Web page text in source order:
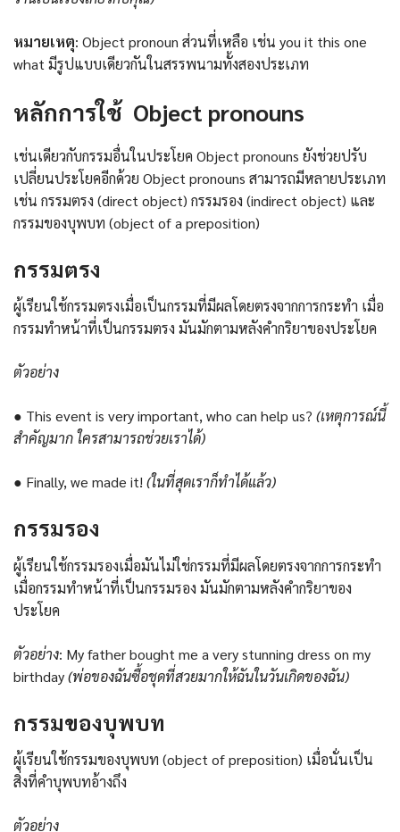
หมายเหตุ: Object pronoun ส่วนที่เหลือ เช่น you it this one
what มีรูปแบบเดียวกันในสรรพนามทั้งสองประเภท
หลักการใช้ Object pronouns
เช่นเดียวกับกรรมอื่นในประโยค Object pronouns ยังช่วยปรับ
เปลี่ยนประโยคอีกด้วย Object pronouns สามารถมีหลายประเภท
เช่น กรรมตรง (direct object) กรรมรอง (indirect object) และ
กรรมของบุพบท (object of a preposition)
กรรมตรง
ผู้เรียนใช้กรรมตรงเมื่อเป็นกรรมที่มีผลโดยตรงจากการกระทำ เมื่อ
กรรมทำหน้าที่เป็นกรรมตรง มันมักตามหลังคำกริยาของประโยค
ตัวอย่าง
● This event is very important, who can help us? (เหตุการณ์นี้
สำคัญมาก ใครสามารถช่วยเราได้)
● Finally, we made it! (ในที่สุดเราก็ทำได้แล้ว)
กรรมรอง
ผู้เรียนใช้กรรมรองเมื่อมันไม่ใช่กรรมที่มีผลโดยตรงจากการกระทำ
เมื่อกรรมทำหน้าที่เป็นกรรมรอง มันมักตามหลังคำกริยาของ
ประโยค
ตัวอย่าง: My father bought me a very stunning dress on my
birthday(พ่อของฉันซื้อชุดที่สวยมากให้ฉันในวันเกิดของฉัน)
กรรมของบุพบท
ผู้เรียนใช้กรรมของบุพบท (object of preposition) เมื่อนั่นเป็น
สิ่งที่คำบุพบทอ้างถึง
ตัวอย่าง